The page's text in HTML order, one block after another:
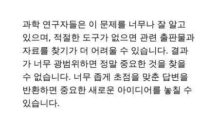
과학 연구자들은 이 문제를 너무나 잘 알고
있으며, 적절한 도구가 없으면 관련 출판물과
자료를 찾기가 더 어려울 수 있습니다. 결과
가 너무 광범위하면 정말 중요한 것을 찾을
수 없습니다. 너무 좁게 초점을 맞춘 답변을
반환하면 중요한 새로운 아이디어를 놓칠 수
있습니다.